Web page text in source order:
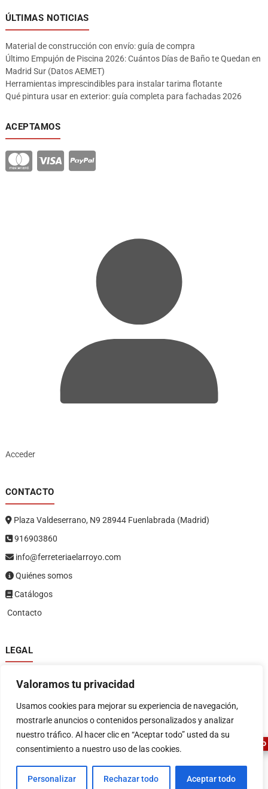
Valoramos tu privacidad
Usamos cookies para mejorar su experiencia de navegación,
mostrarle anuncios o contenidos personalizados y analizar
nuestro tráfico. Al hacer clic en “Aceptar todo” usted da su
consentimiento a nuestro uso de las cookies.
Personalizar Rechazar todo Aceptar todo
ÚLTIMAS NOTICIAS
Material de construcción con envío: guía de compra
Último Empujón de Piscina 2026: Cuántos Días de Baño te Quedan en
Madrid Sur (Datos AEMET)
Herramientas imprescindibles para instalar tarima flotante
Qué pintura usar en exterior: guía completa para fachadas 2026
ACEPTAMOS
Acceder
CONTACTO
Plaza Valdeserrano, N9 28944 Fuenlabrada (Madrid)
916903860
info@ferreteriaelarroyo.com
Quiénes somos
Catálogos
Contacto
LEGAL
Política de privacidad
Política de devoluciones y reembolsos
Términos y condiciones
FERRETERIA EL ARROYO | Diseñado por:Tema Freesia| © 2026WordPress
ASESOR FERRETERO